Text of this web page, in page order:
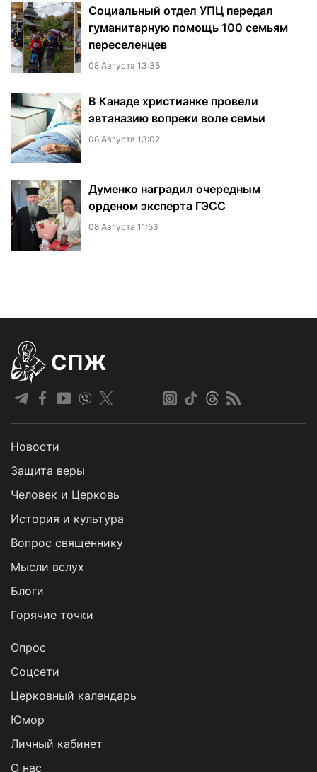
Социальный отдел УПЦ передал
гуманитарную помощь 100 семьям
переселенцев
08 Августа 13:35
В Канаде христианке провели
эвтаназию вопреки воле семьи
08 Августа 13:02
Думенко наградил очередным
орденом эксперта ГЭСС
08 Августа 11:53
СПЖ
Новости
Защита веры
Человек и Церковь
История и культура
Вопрос священнику
Мысли вслух
Блоги
Горячие точки
Опрос
Cоцсети
Церковный календарь
Юмор
Личный кабинет
О нас